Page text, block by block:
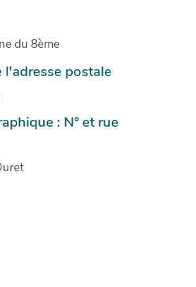
du 8ème
postale
: N° et rue